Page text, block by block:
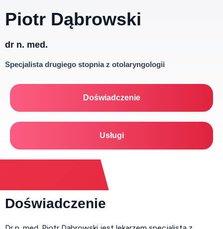
Piotr Dąbrowski
dr n. med.
Specjalista drugiego stopnia z otolaryngologii
Doświadczenie
Usługi
Doświadczenie